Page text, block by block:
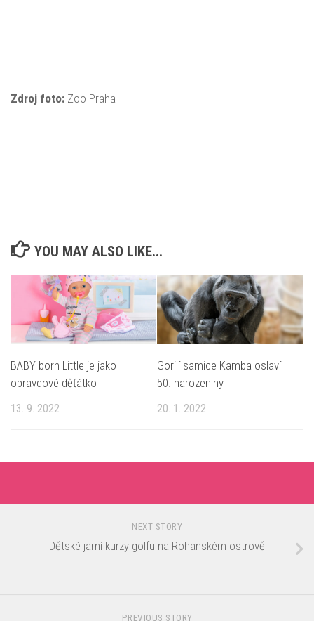
Zdroj foto: Zoo Praha
YOU MAY ALSO LIKE...
BABY born Little je jako
opravdové děťátko
13. 9. 2022
Gorilí samice Kamba oslaví
50. narozeniny
20. 1. 2022
NEXT STORY
Dětské jarní kurzy golfu na Rohanském ostrově
PREVIOUS STORY